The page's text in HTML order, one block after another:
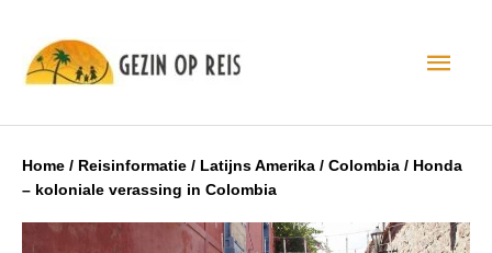
Home / Reisinformatie / Latijns Amerika / Colombia / Honda
– koloniale verassing in Colombia